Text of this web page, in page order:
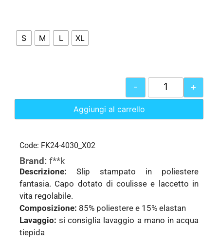
S M L XL
- +
Aggiungi al carrello
Code: FK24-4030_X02
Brand: f**k
Descrizione: Slip stampato in poliestere
fantasia. Capo dotato di coulisse e laccetto in
vita regolabile.
Composizione: 85% poliestere e 15% elastan
Lavaggio: si consiglia lavaggio a mano in acqua
tiepida